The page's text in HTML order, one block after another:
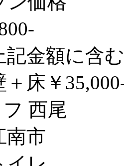
記金額に含む
床￥
西尾
南市